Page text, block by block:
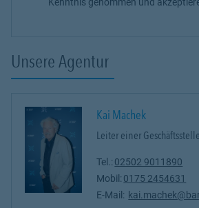
Unsere Agentur
Kai Machek
Leiter einer Geschäftsstelle
Tel.: 02502 9011890
Mobil: 0175 2454631
E-Mail: